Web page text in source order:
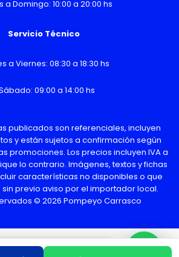
a Domingo: 10:00 a 20:00 hs
Servicio Técnico
a Viernes: 08:30 a 18:30 hs
09:00 a 14:00 hs
publicados son referenciales, incluyen
y están sujetos a confirmación según
promociones. Los precios incluyen IVA a
lo contrario. Imágenes, textos y fichas
características no disponibles o que
previo aviso por el importador local.
© 2026 Pompeyo Carrasco
o mas información?